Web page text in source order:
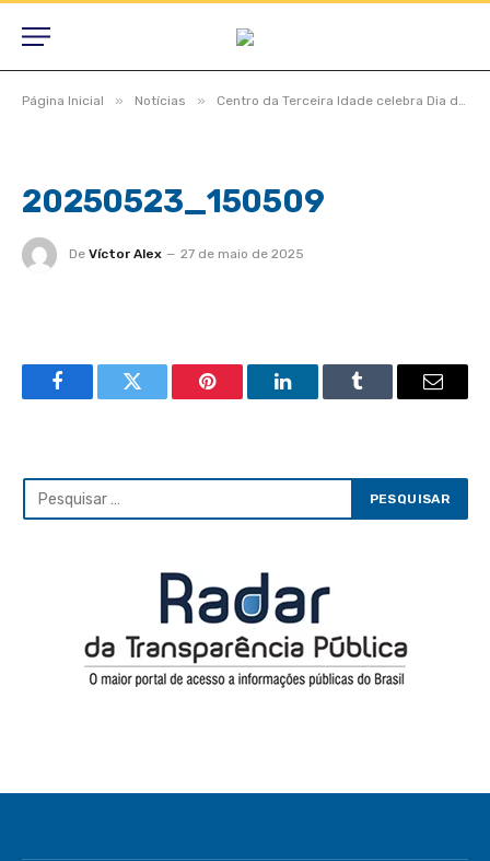
Página Inicial » Notícias » Centro da Terceira Idade celebra Dia das Mães com tarde de alegria e homenagens
20250523_150509
De Víctor Alex 27 de maio de 2025
FacebookTwitter Pinterest LinkedInTumblr Email